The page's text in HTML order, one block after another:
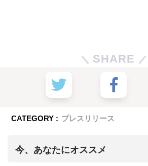
SHARE
CATEGORY : プレスリリース
今、あなたにオススメ